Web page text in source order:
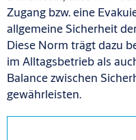
Zugang bzw. eine
allgemeine Sicherheit
Diese Norm trägt dazu
im Alltagsbetrieb als
Balance zwischen
gewährleisten.